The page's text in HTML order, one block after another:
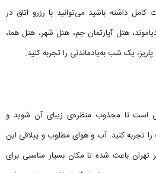
کامل داشته باشید می‌توانید با رزرو اتاق در
هتل آپارتمان جم، هتل شهر، هتل هما،
یک شب به‌یادماندنی را تجربه کنید.
است تا مجذوب منظره‌ی زیبای آن شوید و
تجربه کنید. آب و هوای مطلوب و ییلاقی این
تهران باعث شده تا مکان بسیار مناسبی برای